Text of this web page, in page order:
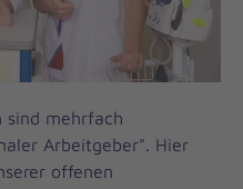
sind mehrfach
Arbeitgeber". Hier
offenen